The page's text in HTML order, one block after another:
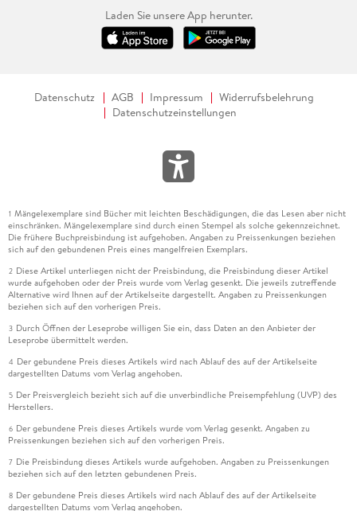
Laden Sie unsere App herunter.
Datenschutz AGB Impressum
Widerrufsbelehrung
Datenschutzeinstellungen
1 Mängelexemplare sind Bücher mit leichten Beschädigungen, die das Lesen aber nicht
einschränken. Mängelexemplare sind durch einen Stempel als solche gekennzeichnet.
Die frühere Buchpreisbindung ist aufgehoben. Angaben zu Preissenkungen beziehen
sich auf den gebundenen Preis eines mangelfreien Exemplars.
2 Diese Artikel unterliegen nicht der Preisbindung, die Preisbindung dieser Artikel
wurde aufgehoben oder der Preis wurde vom Verlag gesenkt. Die jeweils zutreffende
Alternative wird Ihnen auf der Artikelseite dargestellt. Angaben zu Preissenkungen
beziehen sich auf den vorherigen Preis.
3 Durch Öffnen der Leseprobe willigen Sie ein, dass Daten an den Anbieter der
Leseprobe übermittelt werden.
4 Der gebundene Preis dieses Artikels wird nach Ablauf des auf der Artikelseite
dargestellten Datums vom Verlag angehoben.
5 Der Preisvergleich bezieht sich auf die unverbindliche Preisempfehlung (UVP) des
Herstellers.
6 Der gebundene Preis dieses Artikels wurde vom Verlag gesenkt. Angaben zu
Preissenkungen beziehen sich auf den vorherigen Preis.
7 Die Preisbindung dieses Artikels wurde aufgehoben. Angaben zu Preissenkungen
beziehen sich auf den letzten gebundenen Preis.
8 Der gebundene Preis dieses Artikels wird nach Ablauf des auf der Artikelseite
dargestellten Datums vom Verlag angehoben.